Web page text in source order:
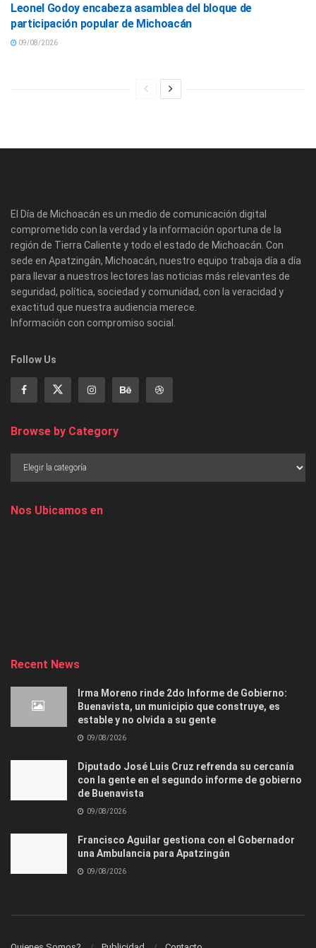
Leonel Godoy encabeza asamblea del bloque de
participación popular de Michoacán
09/08/2026
El Día de Michoacán es un medio de comunicación digital
comprometido con la verdad y la información oportuna de la
región de Tierra Caliente y todo el estado de Michoacán. Con
sede en Apatzingán, Michoacán, nuestro equipo trabaja día a día
para llevar a nuestros lectores las noticias más relevantes de
seguridad, política, sociedad y comunidad, con la veracidad y
exactitud que nuestra audiencia merece.
Información con compromiso social.
Follow Us
Browse by Category
Nos Ubicamos en
Recent News
Irma Moreno rinde 2do Informe de Gobierno:
Buenavista, un municipio que construye, es
estable y no olvida a su gente
09/08/2026
Diputado José Luis Cruz refrenda su cercanía
con la gente en el segundo informe de gobierno
de Buenavista
09/08/2026
Francisco Aguilar gestiona con el Gobernador
una Ambulancia para Apatzingán
09/08/2026